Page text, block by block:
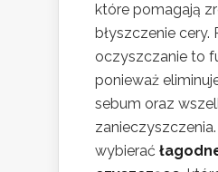
które pomagają
błyszczenie cery.
oczyszczanie to
ponieważ
sebum oraz
wybierać